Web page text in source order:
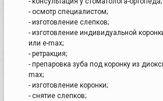
- осмотр специалистом;
- изготовление слепков;
- изготовление индивидуальной
или e-max;
- ретракция;
- препаровка зуба под коронку из
max;
- изготовление коронки;
- снятие слепков;